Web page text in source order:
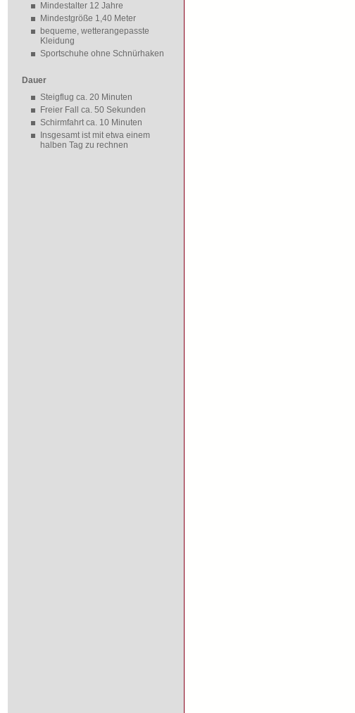
Mindestalter 12 Jahre
Mindestgröße 1,40 Meter
bequeme, wetterangepasste
Kleidung
Sportschuhe ohne Schnürhaken
Dauer
Steigflug ca. 20 Minuten
Freier Fall ca. 50 Sekunden
Schirmfahrt ca. 10 Minuten
Insgesamt ist mit etwa einem
halben Tag zu rechnen